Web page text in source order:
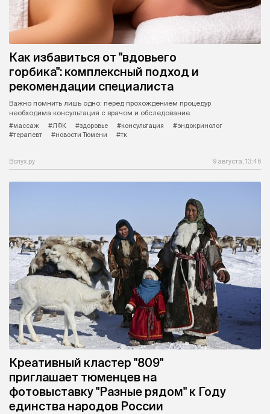
Как избавиться от "вдовьего
горбика": комплексный подход и
рекомендации специалиста
Важно помнить лишь одно: перед прохождением процедур
необходима консультация с врачом и обследование.
#массаж
#ЛФК #здоровье #консультация
#эндокринолог
#терапевт
#новости Тюмени #тк
Вслух.ру 9 августа, 13:46
Креативный кластер "809"
приглашает тюменцев на
фотовыставку "Разные рядом" к Году
единства народов России